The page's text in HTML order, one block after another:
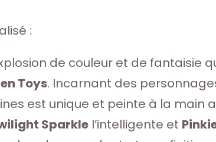
:
de couleur et de
Toys. Incarnant des
est unique et peinte à la main
Sparkle l’intelligente et